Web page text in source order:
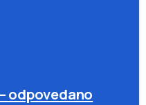
odpovedano